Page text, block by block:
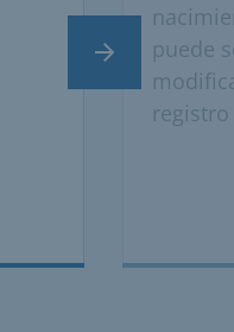
puede
Diapositiva